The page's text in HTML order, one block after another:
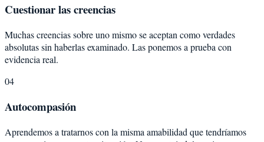
Cuestionar las creencias
Muchas creencias sobre uno mismo se aceptan como verdades
absolutas sin haberlas examinado. Las ponemos a prueba con
evidencia real.
04
Autocompasión
Aprendemos a tratarnos con la misma amabilidad que tendríamos